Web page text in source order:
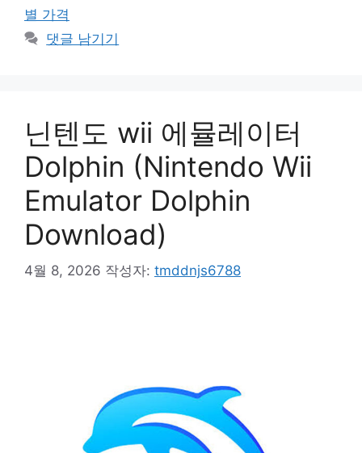
별 가격
댓글 남기기
닌텐도 wii 에뮬레이터
Dolphin (Nintendo Wii
Emulator Dolphin
Download)
4월 8, 2026 작성자: tmddnjs6788